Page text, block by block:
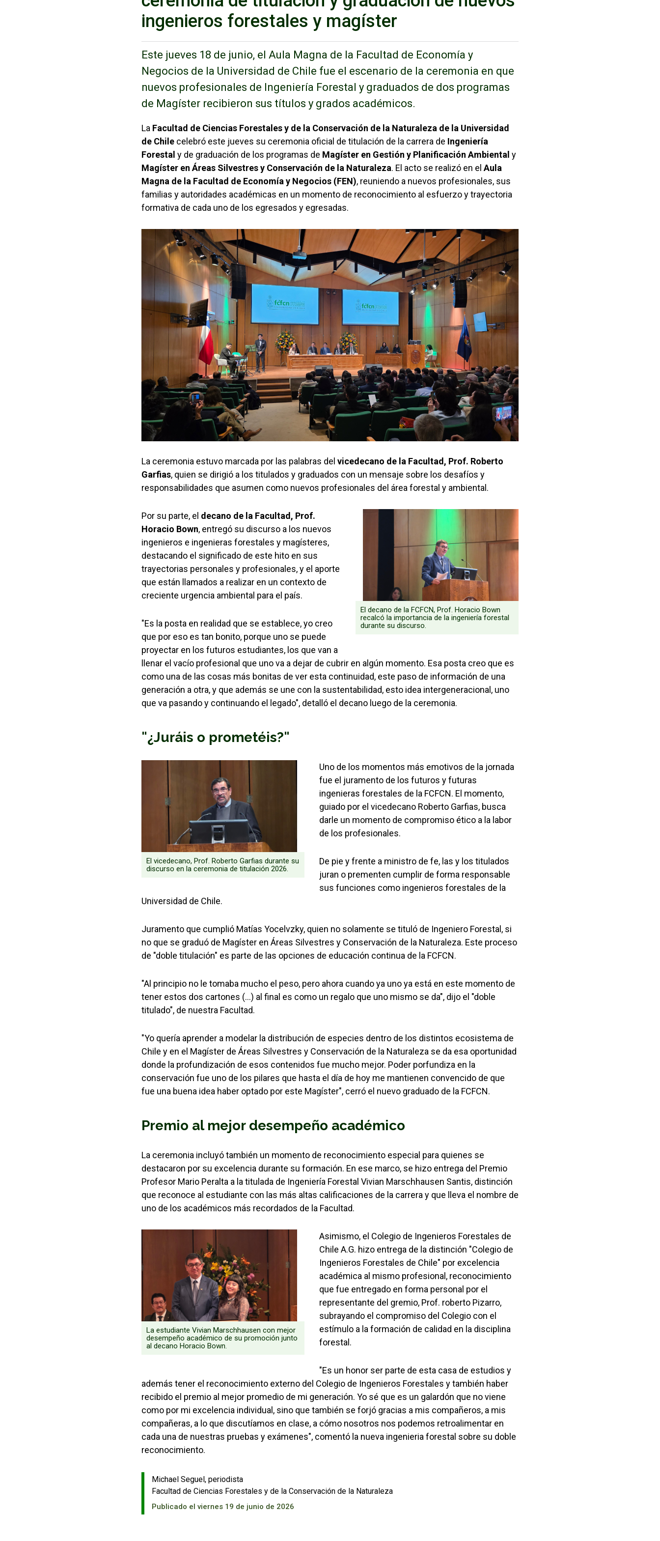
ingenieros forestales y magíster
Este jueves 18 de junio, el Aula Magna de la Facultad de Economía y
Negocios de la Universidad de Chile fue el escenario de la ceremonia en que
nuevos profesionales de Ingeniería Forestal y graduados de dos programas
de Magíster recibieron sus títulos y grados académicos.
Enlaces y documentos de interés
La Facultad de Ciencias Forestales y de la Conservación de la Naturaleza de la Universidad
de Chile celebró este jueves su ceremonia oficial de titulación de la carrera de Ingeniería
Forestal y de graduación de los programas de Magíster en Gestión y Planificación Ambiental y
Magíster en Áreas Silvestres y Conservación de la Naturaleza. El acto se realizó en el Aula
Magna de la Facultad de Economía y Negocios (FEN), reuniendo a nuevos profesionales, sus
familias y autoridades académicas en un momento de reconocimiento al esfuerzo y trayectoria
formativa de cada uno de los egresados y egresadas.
La ceremonia estuvo marcada por las palabras del vicedecano de la Facultad, Prof. Roberto
Garfias, quien se dirigió a los titulados y graduados con un mensaje sobre los desafíos y
responsabilidades que asumen como nuevos profesionales del área forestal y ambiental.
El decano de la FCFCN, Prof. Horacio Bown
recalcó la importancia de la ingeniería forestal
durante su discurso.
Por su parte, el decano de la Facultad, Prof.
Horacio Bown, entregó su discurso a los nuevos
ingenieros e ingenieras forestales y magísteres,
destacando el significado de este hito en sus
trayectorias personales y profesionales, y el aporte
que están llamados a realizar en un contexto de
creciente urgencia ambiental para el país.
"Es la posta en realidad que se establece, yo creo
que por eso es tan bonito, porque uno se puede
proyectar en los futuros estudiantes, los que van a
llenar el vacío profesional que uno va a dejar de cubrir en algún momento. Esa posta creo que es
como una de las cosas más bonitas de ver esta continuidad, este paso de información de una
generación a otra, y que además se une con la sustentabilidad, esto idea intergeneracional, uno
que va pasando y continuando el legado", detalló el decano luego de la ceremonia.
"¿Juráis o prometéis?"
El vicedecano, Prof. Roberto Garfias durante su
discurso en la ceremonia de titulación 2026.
Uno de los momentos más emotivos de la jornada
fue el juramento de los futuros y futuras
ingenieras forestales de la FCFCN. El momento,
guiado por el vicedecano Roberto Garfias, busca
darle un momento de compromiso ético a la labor
de los profesionales.
De pie y frente a ministro de fe, las y los titulados
juran o prementen cumplir de forma responsable
sus funciones como ingenieros forestales de la
Universidad de Chile.
Juramento que cumplió Matías Yocelvzky, quien no solamente se tituló de Ingeniero Forestal, si
no que se graduó de Magíster en Áreas Silvestres y Conservación de la Naturaleza. Este proceso
de "doble titulación" es parte de las opciones de educación continua de la FCFCN.
"Al principio no le tomaba mucho el peso, pero ahora cuando ya uno ya está en este momento de
tener estos dos cartones (...) al final es como un regalo que uno mismo se da", dijo el "doble
titulado", de nuestra Facultad.
"Yo quería aprender a modelar la distribución de especies dentro de los distintos ecosistema de
Chile y en el Magíster de Áreas Silvestres y Conservación de la Naturaleza se da esa oportunidad
donde la profundización de esos contenidos fue mucho mejor. Poder porfundiza en la
conservación fue uno de los pilares que hasta el día de hoy me mantienen convencido de que
fue una buena idea haber optado por este Magíster", cerró el nuevo graduado de la FCFCN.
Premio al mejor desempeño académico
La ceremonia incluyó también un momento de reconocimiento especial para quienes se
destacaron por su excelencia durante su formación. En ese marco, se hizo entrega del Premio
Profesor Mario Peralta a la titulada de Ingeniería Forestal Vivian Marschhausen Santis, distinción
que reconoce al estudiante con las más altas calificaciones de la carrera y que lleva el nombre de
uno de los académicos más recordados de la Facultad.
La estudiante Vivian Marschhausen con mejor
desempeño académico de su promoción junto
al decano Horacio Bown.
Asimismo, el Colegio de Ingenieros Forestales de
Chile A.G. hizo entrega de la distinción "Colegio de
Ingenieros Forestales de Chile" por excelencia
académica al mismo profesional, reconocimiento
que fue entregado en forma personal por el
representante del gremio, Prof. roberto Pizarro,
subrayando el compromiso del Colegio con el
estímulo a la formación de calidad en la disciplina
forestal.
"Es un honor ser parte de esta casa de estudios y
además tener el reconocimiento externo del Colegio de Ingenieros Forestales y también haber
recibido el premio al mejor promedio de mi generación. Yo sé que es un galardón que no viene
como por mi excelencia individual, sino que también se forjó gracias a mis compañeros, a mis
compañeras, a lo que discutíamos en clase, a cómo nosotros nos podemos retroalimentar en
cada una de nuestras pruebas y exámenes", comentó la nueva ingenieria forestal sobre su doble
reconocimiento.
Michael Seguel, periodista
Facultad de Ciencias Forestales y de la Conservación de la Naturaleza
Publicado el viernes 19 de junio de 2026